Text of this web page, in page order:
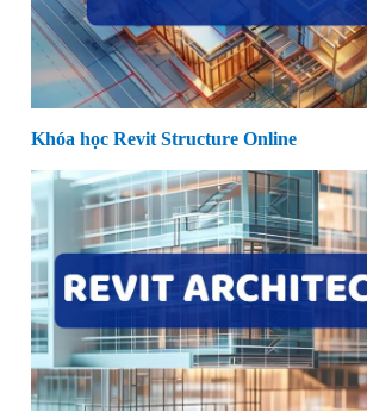
Khóa học Revit Structure Online